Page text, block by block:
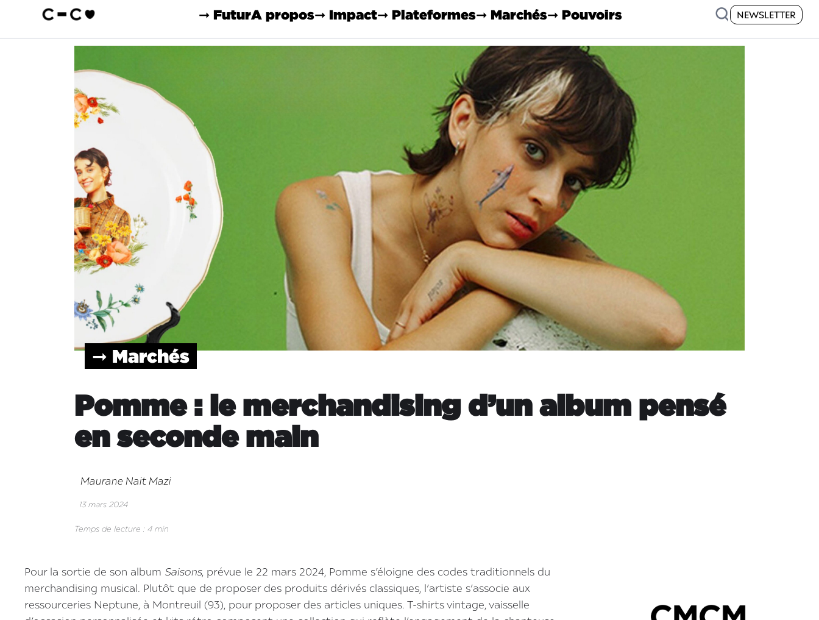
➞ FuturA propos➞ Impact➞ Plateformes➞ Marchés➞ Pouvoirs NEWSLETTER
➞ Marchés
Pomme : le merchandising d’un album pensé
en seconde main
Maurane Nait Mazi
13 mars 2024
Temps de lecture : 4 min
Pour la sortie de son album Saisons, prévue le 22 mars 2024, Pomme s’éloigne des codes traditionnels du
merchandising musical. Plutôt que de proposer des produits dérivés classiques, l’artiste s’associe aux
ressourceries Neptune, à Montreuil (93), pour proposer des articles uniques. T-shirts vintage, vaisselle